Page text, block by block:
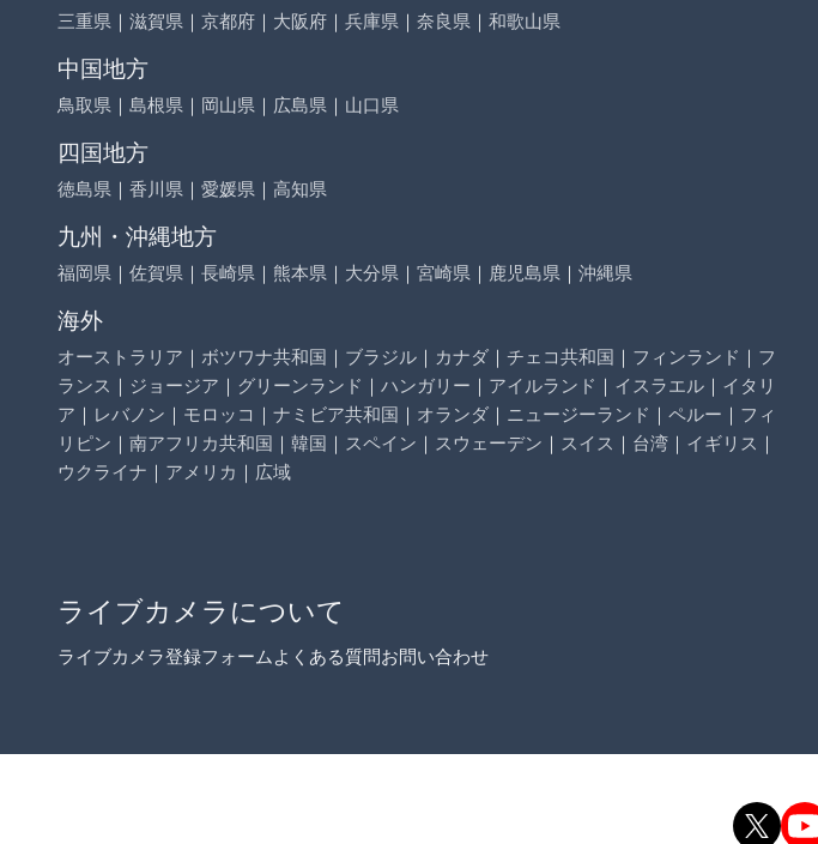
三重県 ｜ 滋賀県 ｜ 京都府 ｜ 大阪府 ｜ 兵庫県 ｜ 奈良県 ｜ 和歌山県
中国地方
鳥取県 ｜ 島根県 ｜ 岡山県 ｜ 広島県 ｜ 山口県
四国地方
徳島県 ｜ 香川県 ｜ 愛媛県 ｜ 高知県
九州・沖縄地方
福岡県 ｜ 佐賀県 ｜ 長崎県 ｜ 熊本県 ｜ 大分県 ｜ 宮崎県 ｜ 鹿児島県 ｜ 沖縄県
海外
オーストラリア ｜ ボツワナ共和国 ｜ ブラジル ｜ カナダ ｜ チェコ共和国 ｜ フィンランド ｜ フ
ランス ｜ ジョージア ｜ グリーンランド ｜ ハンガリー ｜ アイルランド ｜ イスラエル ｜ イタリ
ア ｜ レバノン ｜ モロッコ ｜ ナミビア共和国 ｜ オランダ ｜ ニュージーランド ｜ ペルー ｜ フィ
リピン ｜ 南アフリカ共和国 ｜ 韓国 ｜ スペイン ｜ スウェーデン ｜ スイス ｜ 台湾 ｜ イギリス ｜
ウクライナ ｜ アメリカ ｜ 広域
ライブカメラについて
ライブカメラ登録フォームよくある質問お問い合わせ